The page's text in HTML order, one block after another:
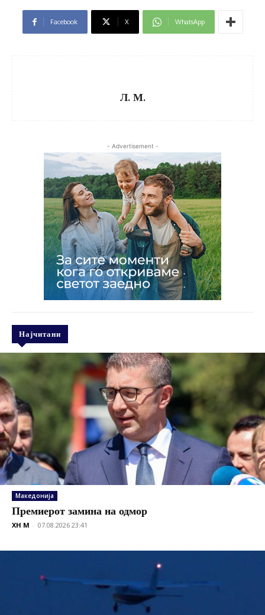
Facebook X WhatsApp
Л. М.
- Advertisement -
Најчитани
Македонија
Премиерот замина на одмор
XH M - 07.08.2026 23:41